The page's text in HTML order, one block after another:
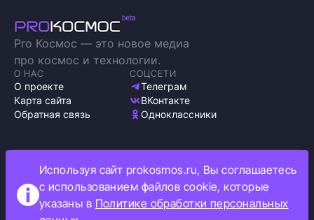
Pro Космос — это новое медиа
про космос и технологии.
О НАС
О проекте
Карта сайта
Обратная связь
СОЦСЕТИ
Телеграм
ВКонтакте
Одноклассники
Политика обработки персональных данных
Как мы используем cookie
Информация об ограничениях
Используя сайт prokosmos.ru, Вы соглашаетесь
с использованием файлов cookie, которые
указаны в Политике обработки персональных